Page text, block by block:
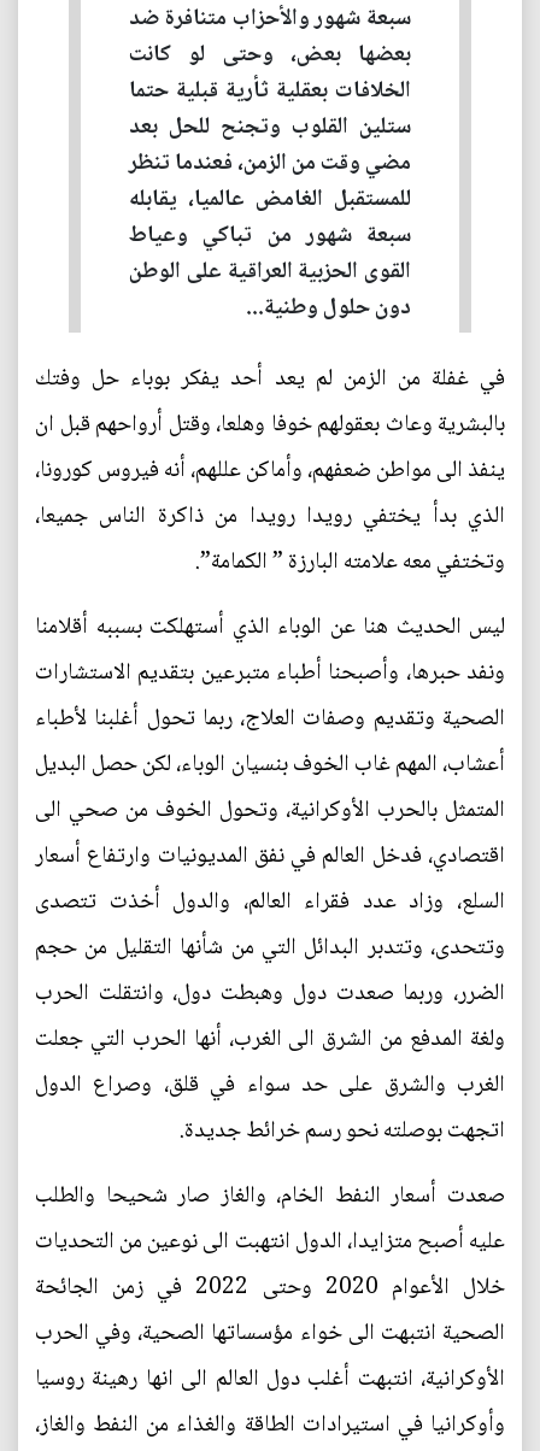
سبعة شهور والأحزاب متنافرة ضد
بعضها بعض، وحتى لو كانت
الخلافات بعقلية ثأرية قبلية حتما
ستلين القلوب وتجنح للحل بعد
مضي وقت من الزمن، فعندما تنظر
للمستقبل الغامض عالميا، يقابله
سبعة شهور من تباكي وعياط
القوى الحزبية العراقية على الوطن
دون حلول وطنية...
في غفلة من الزمن لم يعد أحد يفكر بوباء حل وفتك
بالبشرية وعاث بعقولهم خوفا وهلعا، وقتل أرواحهم قبل ان
ينفذ الى مواطن ضعفهم، وأماكن عللهم، أنه فيروس كورونا،
الذي بدأ يختفي رويدا رويدا من ذاكرة الناس جميعا،
وتختفي معه علامته البارزة ” الكمامة”.
ليس الحديث هنا عن الوباء الذي أستهلكت بسببه أقلامنا
ونفد حبرها، وأصبحنا أطباء متبرعين بتقديم الاستشارات
الصحية وتقديم وصفات العلاج، ربما تحول أغلبنا لأطباء
أعشاب، المهم غاب الخوف بنسيان الوباء، لكن حصل البديل
المتمثل بالحرب الأوكرانية، وتحول الخوف من صحي الى
اقتصادي، فدخل العالم في نفق المديونيات وارتفاع أسعار
السلع، وزاد عدد فقراء العالم، والدول أخذت تتصدى
وتتحدى، وتتدبر البدائل التي من شأنها التقليل من حجم
الضرر، وربما صعدت دول وهبطت دول، وانتقلت الحرب
ولغة المدفع من الشرق الى الغرب، أنها الحرب التي جعلت
الغرب والشرق على حد سواء في قلق، وصراع الدول
اتجهت بوصلته نحو رسم خرائط جديدة.
صعدت أسعار النفط الخام، والغاز صار شحيحا والطلب
عليه أصبح متزايدا، الدول انتهبت الى نوعين من التحديات
خلال الأعوام 2020 وحتى 2022 في زمن الجائحة
الصحية انتبهت الى خواء مؤسساتها الصحية، وفي الحرب
الأوكرانية، انتبهت أغلب دول العالم الى انها رهينة روسيا
وأوكرانيا في استيرادات الطاقة والغذاء من النفط والغاز،